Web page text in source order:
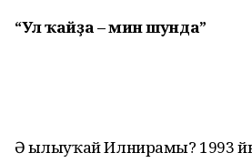
“Ул ҡайҙа –мин шунда”
Ә һылыуҡай Илнирамы? 1993